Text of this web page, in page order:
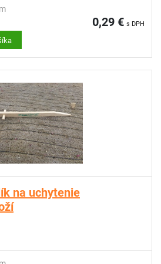
0,29 € s DPH
na uchytenie